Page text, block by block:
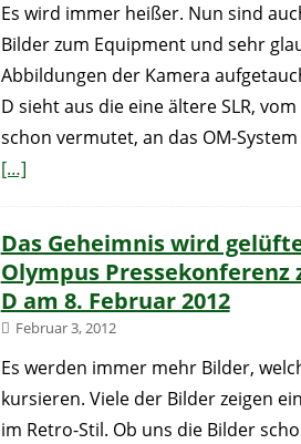
Es wird immer heißer. Nun sind
Bilder zum Equipment und sehr
Abbildungen der Kamera
D sieht aus die eine ältere SLR,
schon vermutet, an das OM-
[…]
Das Geheimnis wird
Olympus Pressekonferenz
D am 8. Februar 2012
Februar 3, 2012
Es werden immer mehr Bilder,
kursieren. Viele der Bilder zeigen
im Retro-Stil. Ob uns die Bilder